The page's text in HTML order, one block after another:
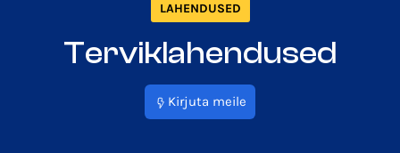
LAHENDUSED
Terviklahendused
Kirjuta meile